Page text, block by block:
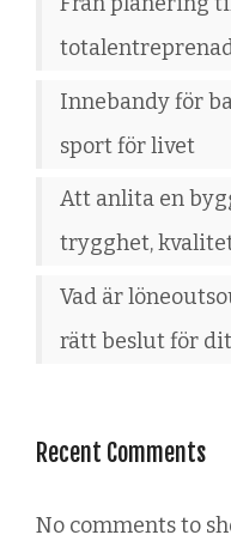
Innebandy för
sport för livet
Att anlita en
trygghet,
Vad är
rätt beslut för
Recent Comments
No comments to